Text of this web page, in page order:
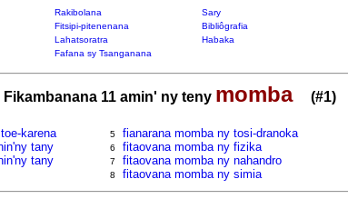
Rakibolana Sary
Fitsipi-pitenenana Bibliôgrafia
Lahatsoratra Habaka
Fafana sy Tsanganana
Fikambanana 11 amin' ny teny momba(#1)
karena
tany
tany
5 fianarana momba ny tosi-dranoka
6 fitaovana momba ny fizika
7 fitaovana momba ny nahandro
8 fitaovana momba ny simia